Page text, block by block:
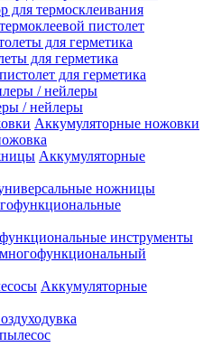
для термосклеивания
пистолет
для герметика
для герметика
/ нейлеры
Аккумуляторные ножовки
Аккумуляторные
ножницы
инструменты
Аккумуляторные